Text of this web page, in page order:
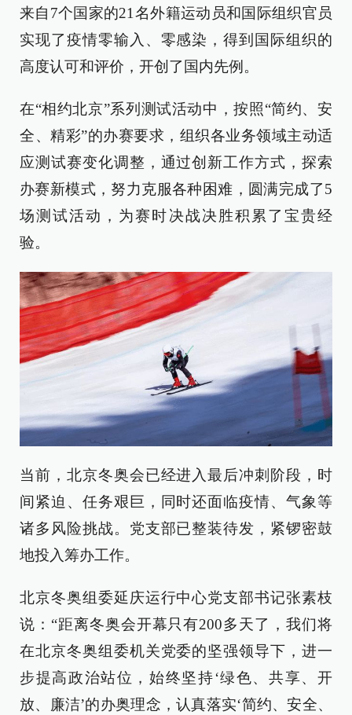
来自7个国家的21名外籍运动员和国际组织官员
实现了疫情零输入、零感染，得到国际组织的
高度认可和评价，开创了国内先例。
在“相约北京”系列测试活动中，按照“简约、安
全、精彩”的办赛要求，组织各业务领域主动适
应测试赛变化调整，通过创新工作方式，探索
办赛新模式，努力克服各种困难，圆满完成了5
场测试活动，为赛时决战决胜积累了宝贵经
验。
当前，北京冬奥会已经进入最后冲刺阶段，时
间紧迫、任务艰巨，同时还面临疫情、气象等
诸多风险挑战。党支部已整装待发，紧锣密鼓
地投入筹办工作。
北京冬奥组委延庆运行中心党支部书记张素枝
说：“距离冬奥会开幕只有200多天了，我们将
在北京冬奥组委机关党委的坚强领导下，进一
步提高政治站位，始终坚持‘绿色、共享、开
放、廉洁’的办奥理念，认真落实‘简约、安全、